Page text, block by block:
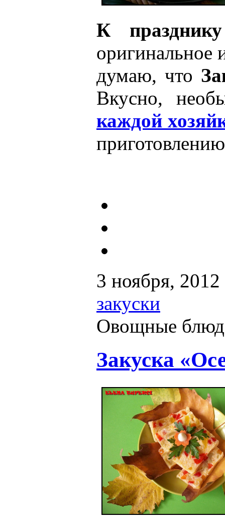
К празднику
оригинальное
думаю, что
Вкусно,
каждой
3 ноября,
закуски
Овощные
Закуска